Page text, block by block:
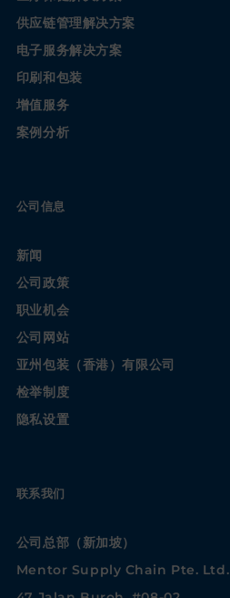
供应链管理解决方案
电子服务解决方案
印刷和包装
增值服务
案例分析
公司信息
新闻
公司政策
职业机会
公司网站
亚州包装（香港）有限公司
检举制度
隐私设置
联系我们
公司总部（新加坡）
Mentor Supply Chain Pte. Ltd.